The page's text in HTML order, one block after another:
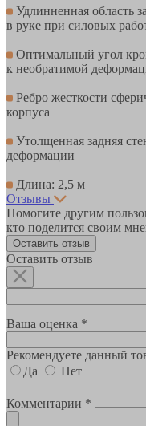
Удлинненная область
в руке при силовых
Оптимальный угол
к необратимой
Ребро жесткости
корпуса
Утолщенная задняя
деформации
Длина: 2,5 м
Отзывы
Помогите другим
кто поделится своим
Оставить отзыв
Оставить отзыв
Ваша оценка *
Рекомендуете данный
Да
Нет
Комментарии *